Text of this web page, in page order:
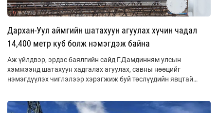
Дархан-Уул аймгийн шатахуун агуулах хүчин чадал
14,400 метр куб болж нэмэгдэж байна
Аж үйлдвэр, эрдэс баялгийн сайд Г.Дамдинням улсын
хэмжээнд шатахуун хадгалах агуулах, савны нөөцийг
нэмэгдүүлэх чиглэлээр хэрэгжиж буй төслүүдийн явцтай
төслийн үйл ажиллагаатай танилцлаа.